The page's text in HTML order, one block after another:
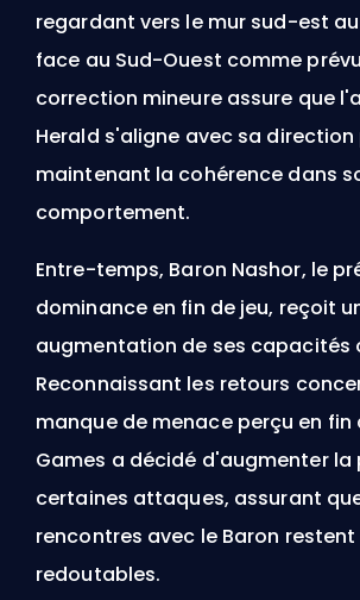
regardant vers le mur sud-est
face au Sud-Ouest comme
correction mineure assure que
Herald s'aligne avec sa direction
maintenant la cohérence dans
comportement.
Entre-temps, Baron Nashor, le
dominance en fin de jeu, reçoit
augmentation de ses capacités
Reconnaissant les retours
manque de menace perçu en fin
Games a décidé d'augmenter la
certaines attaques, assurant
rencontres avec le Baron
redoutables.